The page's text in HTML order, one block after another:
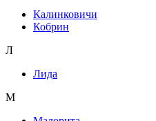
Калинковичи
Кобрин
Л
Лида
М